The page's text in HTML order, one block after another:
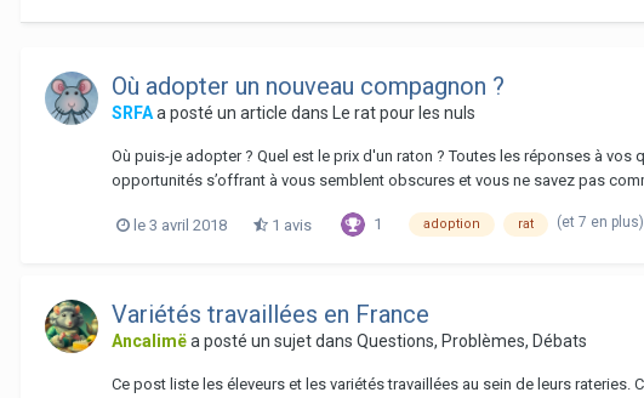
Où adopter un nouveau compagnon ?
SRFAa posté un article dans Le rat pour les nuls
Où puis-je adopter ? Quel est le prix d'un raton ? Toutes les réponses à
opportunités s’offrant à vous semblent obscures et vous ne savez pas
le 3 avril 2018 1 avis 1 adoption rat (et 7 en plus)
Variétés travaillées en France
Ancalimëa posté un sujet dans Questions, Problèmes, Débats
Ce post liste les éleveurs et les variétés travaillées au sein de leurs